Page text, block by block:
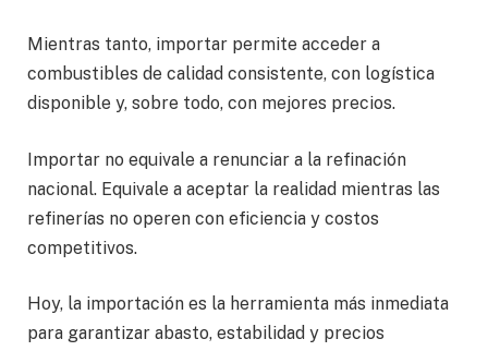
Mientras tanto, importar permite acceder a
combustibles de calidad consistente, con logística
disponible y, sobre todo, con mejores precios.
Importar no equivale a renunciar a la refinación
nacional. Equivale a aceptar la realidad mientras las
refinerías no operen con eficiencia y costos
competitivos.
Hoy, la importación es la herramienta más inmediata
para garantizar abasto, estabilidad y precios